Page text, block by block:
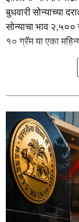
बुधवारी सोन्याच्या
सोन्याचा भाव
१० ग्रॅम या एका